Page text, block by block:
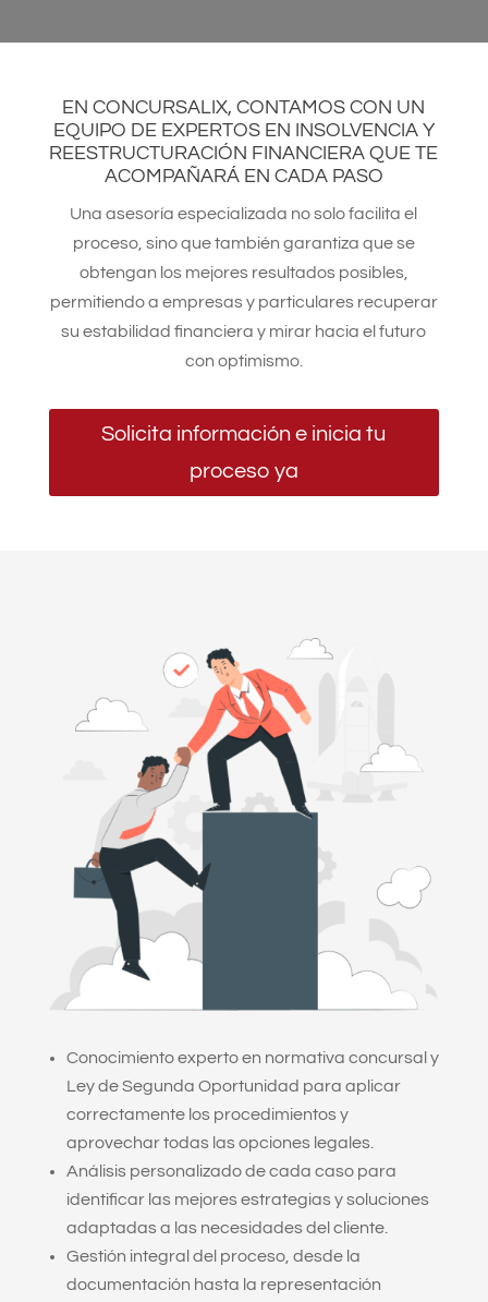
EN CONCURSALIX, CONTAMOS CON UN
EQUIPO DE EXPERTOS EN INSOLVENCIA Y
REESTRUCTURACIÓN FINANCIERA QUE TE
ACOMPAÑARÁ EN CADA PASO
Una asesoría especializada no solo facilita el
proceso, sino que también garantiza que se
obtengan los mejores resultados posibles,
permitiendo a empresas y particulares recuperar
su estabilidad financiera y mirar hacia el futuro
con optimismo.
Solicita información e inicia tu
proceso ya
Conocimiento experto en normativa concursal y
Ley de Segunda Oportunidad para aplicar
correctamente los procedimientos y
aprovechar todas las opciones legales.
Análisis personalizado de cada caso para
identificar las mejores estrategias y soluciones
adaptadas a las necesidades del cliente.
Gestión integral del proceso, desde la
documentación hasta la representación